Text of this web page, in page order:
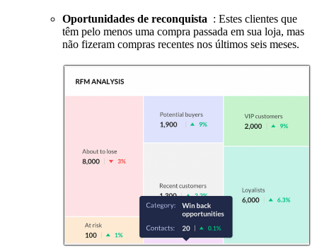
Oportunidades de reconquista : Estes clientes que
têm pelo menos uma compra passada em sua loja, mas
não fizeram compras recentes nos últimos seis meses.